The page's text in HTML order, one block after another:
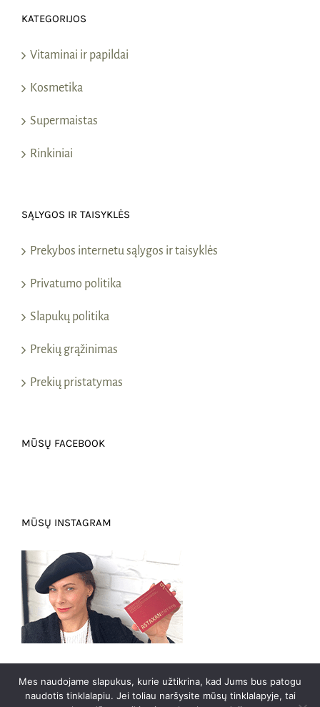
KATEGORIJOS
Vitaminai ir papildai
Kosmetika
Supermaistas
Rinkiniai
SĄLYGOS IR TAISYKLĖS
Prekybos internetu sąlygos ir taisyklės
Privatumo politika
Slapukų politika
Prekių grąžinimas
Prekių pristatymas
MŪSŲ FACEBOOK
MŪSŲ INSTAGRAM
0
Mes naudojame slapukus, kurie užtikrina, kad Jums bus patogu
naudotis tinklalapiu. Jei toliau naršysite mūsų tinklalapyje, tai